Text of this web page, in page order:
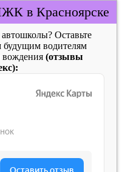
в Красноярске
Оставьте
будущим водителям
вождения (отзывы